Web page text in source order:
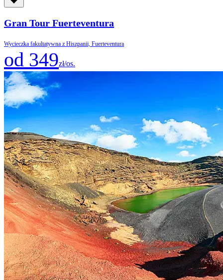
Gran Tour Fuerteventura
Wycieczka fakultatywna z Hiszpanii, Fuerteventura
od 349zł/os.